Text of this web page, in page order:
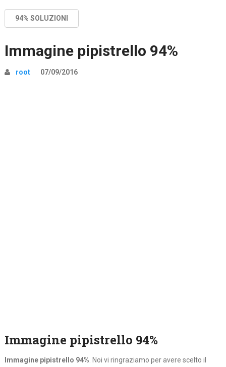
94% SOLUZIONI
Immagine pipistrello 94%
root 07/09/2016
Immagine pipistrello 94%
Immagine pipistrello 94%. Noi vi ringraziamo per avere scelto il